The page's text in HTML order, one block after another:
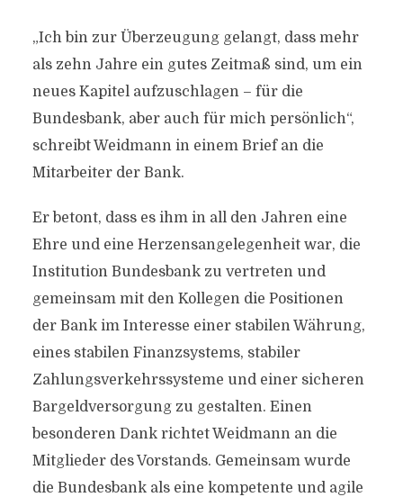
„Ich bin zur Überzeugung gelangt, dass mehr
als zehn Jahre ein gutes Zeitmaß sind, um ein
neues Kapitel aufzuschlagen – für die
Bundesbank, aber auch für mich persönlich“,
schreibt Weidmann in einem Brief an die
Mitarbeiter der Bank.
Er betont, dass es ihm in all den Jahren eine
Ehre und eine Herzensangelegenheit war, die
Institution Bundesbank zu vertreten und
gemeinsam mit den Kollegen die Positionen
der Bank im Interesse einer stabilen Währung,
eines stabilen Finanzsystems, stabiler
Zahlungsverkehrssysteme und einer sicheren
Bargeldversorgung zu gestalten. Einen
besonderen Dank richtet Weidmann an die
Mitglieder des Vorstands. Gemeinsam wurde
die Bundesbank als eine kompetente und agile